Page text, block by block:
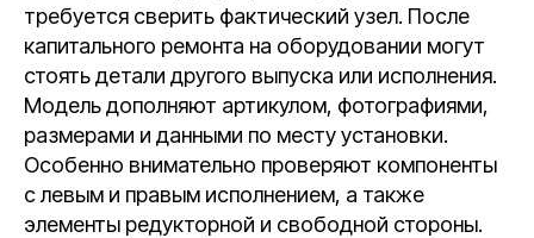
требуется сверить фактический узел. После
капитального ремонта на оборудовании могут
стоять детали другого выпуска или исполнения.
Модель дополняют артикулом, фотографиями,
размерами и данными по месту установки.
Особенно внимательно проверяют компоненты
с левым и правым исполнением, а также
элементы редукторной и свободной стороны.